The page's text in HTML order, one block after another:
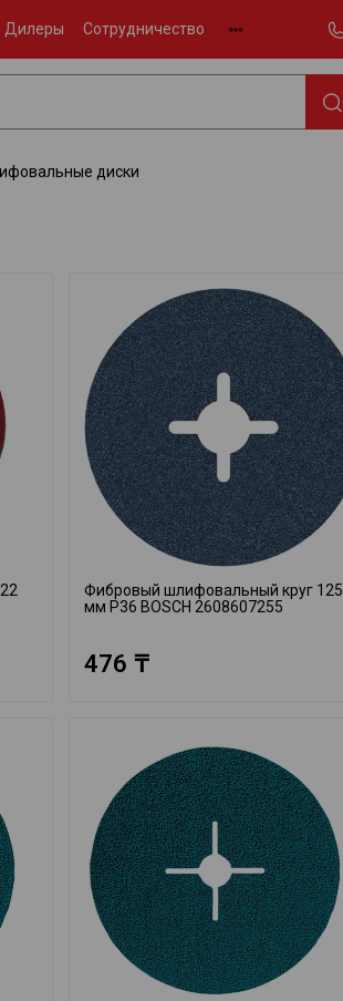
Дилеры Сотрудничество
диски
Фибровый шлифовальный круг 125
мм P36 BOSCH 2608607255
476 ₸